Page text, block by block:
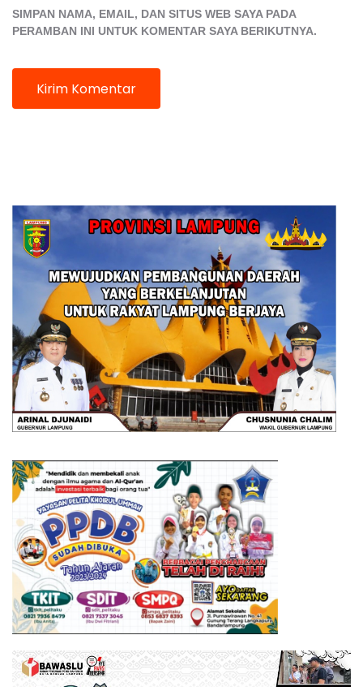
SIMPAN NAMA, EMAIL, DAN SITUS WEB SAYA PADA
PERAMBAN INI UNTUK KOMENTAR SAYA BERIKUTNYA.